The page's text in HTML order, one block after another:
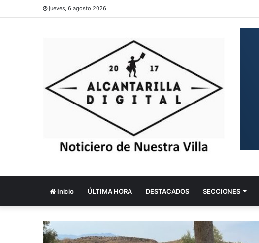
jueves, 6 agosto 2026
Inicio ÚLTIMA HORA DESTACADOS SECCIONES